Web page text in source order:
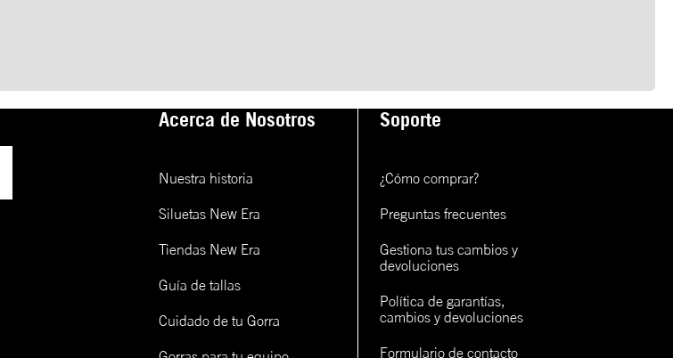
Acerca de Nosotros
Nuestra historia
Siluetas New Era
Tiendas New Era
Guía de tallas
Cuidado de tu Gorra
Soporte
¿Cómo comprar?
Preguntas frecuentes
Gestiona tus cambios y
devoluciones
Política de garantías,
cambios y devoluciones
Formulario de contacto